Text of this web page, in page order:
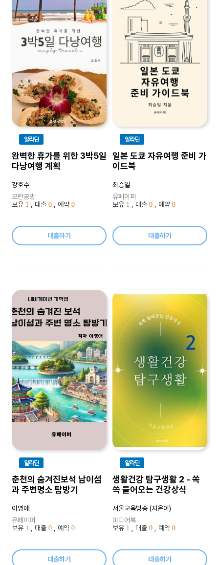
알라딘
완벽한 휴가를 위한 3박5일
다낭여행 계획
강호수
모란공방
보유 1 , 대출 0 , 예약 0
대출하기
알라딘
일본 도쿄 자유여행 준비 가
이드북
최승일
유페이퍼
보유 1 , 대출 0 , 예약 0
대출하기
알라딘
춘천의 숨겨진보석 남이섬
과 주변명소 탐방기
이명애
유페이퍼
보유 1 , 대출 0 , 예약 0
대출하기
알라딘
생활건강 탐구생활 2 - 쏙
쏙 들어오는 건강상식
서울교육방송 (지은이)
미디어북
보유 1 , 대출 0 , 예약 0
대출하기